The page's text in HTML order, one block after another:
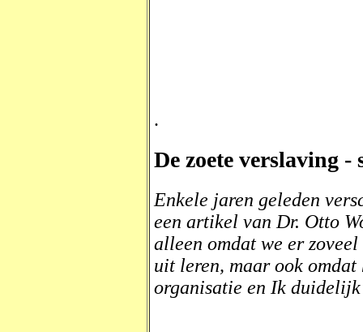
.
De zoete verslaving -
Enkele jaren geleden
een artikel van Dr. Otto
alleen omdat we er
uit leren, maar ook
organisatie en Ik